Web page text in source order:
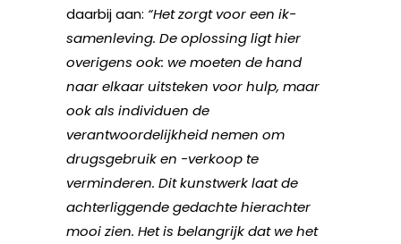
daarbij aan: “Het zorgt voor een ik-
samenleving. De oplossing ligt hier
overigens ook: we moeten de hand
naar elkaar uitsteken voor hulp, maar
ook als individuen de
verantwoordelijkheid nemen om
drugsgebruik en -verkoop te
verminderen. Dit kunstwerk laat de
achterliggende gedachte hierachter
mooi zien. Het is belangrijk dat we het